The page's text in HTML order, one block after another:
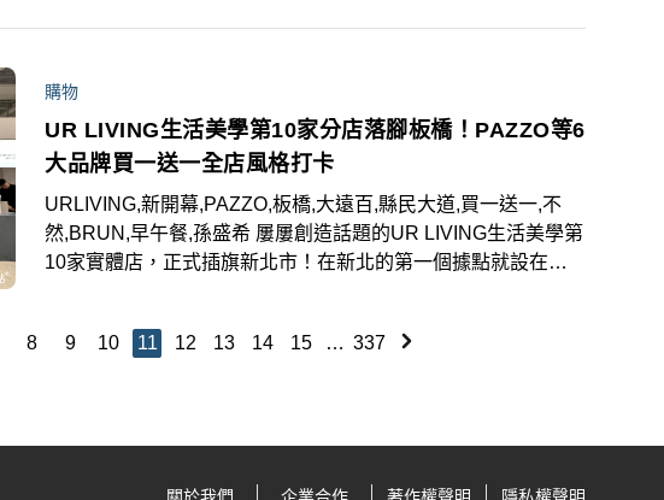
公仔。插畫家Nagano更親自繪製香港限定「飲茶」系列，讓吉
此外，想免費獲得吉伊卡哇討伐棒氣球造型組合包的粉絲，文末
整理券登記方式與購票資訊千萬別錯過！
購物
UR LIVING生活美學第10家分店落腳板橋！PAZZO等6
大品牌買一送一全店風格打卡
URLIVING,新開幕,PAZZO,板橋,大遠百,縣民大道,買一送一,不
然,BRUN,早午餐,孫盛希 屢屢創造話題的UR LIVING生活美學第
10家實體店，正式插旗新北市！在新北的第一個據點就設在板
Banqiao, New Taipei — A new format begins with U（R）. 這
8 9 10 11 12 13 14 15 … 337